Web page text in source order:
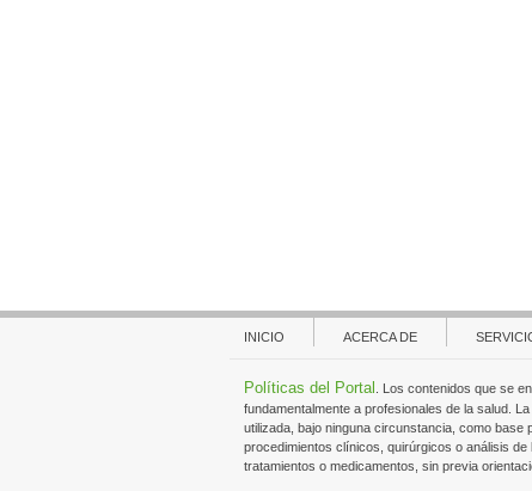
INICIO ACERCA DE
Políticas del Portal
. Los contenidos que se
fundamentalmente a profesionales de la salud.
utilizada, bajo ninguna circunstancia, como base
procedimientos clínicos, quirúrgicos o análisis
tratamientos o medicamentos, sin previa